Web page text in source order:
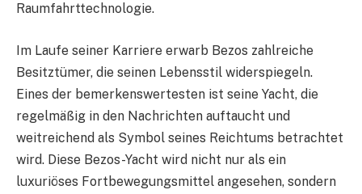
Raumfahrttechnologie.
Im Laufe seiner Karriere erwarb Bezos zahlreiche
Besitztümer, die seinen Lebensstil widerspiegeln.
Eines der bemerkenswertesten ist seine Yacht, die
regelmäßig in den Nachrichten auftaucht und
weitreichend als Symbol seines Reichtums betrachtet
wird. Diese Bezos-Yacht wird nicht nur als ein
luxuriöses Fortbewegungsmittel angesehen, sondern